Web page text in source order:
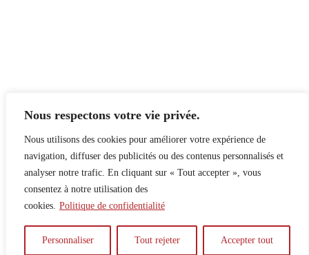
Nous respectons votre vie privée.
Nous utilisons des cookies pour améliorer votre expérience de
navigation, diffuser des publicités ou des contenus personnalisés et
analyser notre trafic. En cliquant sur « Tout accepter », vous
consentez à notre utilisation des
cookies. Politique de confidentialité
Personnaliser Tout rejeter Accepter tout